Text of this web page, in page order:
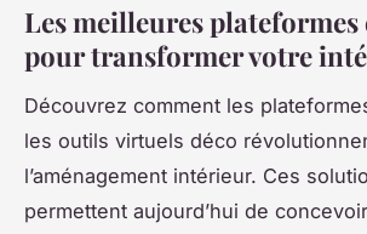
Les meilleures
pour transformer votre
Découvrez comment les
les outils virtuels déco
l’aménagement intérieur. Ces
permettent aujourd’hui de